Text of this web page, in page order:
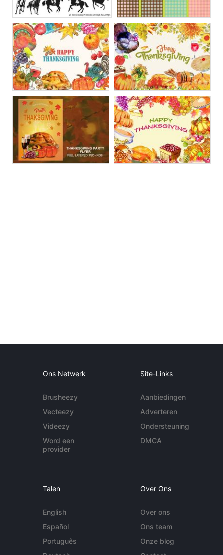
Ons Netwerk
Brusheezy
Vecteezy
Videezy
Word een
provider
Site-Links
Aanbiedingen
Adverteren
Ondersteuning
DMCA
Talen
English
Español
Português
Over Ons
Over ons
Ons team
Onze blog